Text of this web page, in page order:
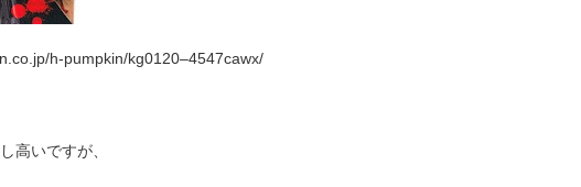
h-pumpkin/kg0120–4547cawx/
高いですが、